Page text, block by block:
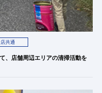
共通
、店舗周辺エリアの清掃活動を